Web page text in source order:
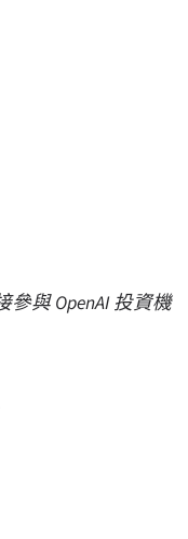
參與 OpenAI 投資機